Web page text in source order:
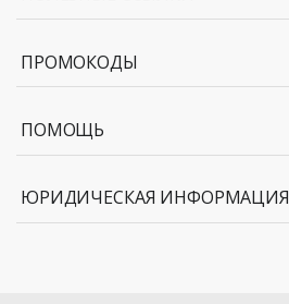
ПРОМОКОДЫ
ПОМОЩЬ
ЮРИДИЧЕСКАЯ ИНФОРМАЦИЯ